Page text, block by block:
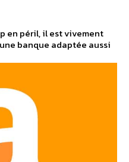
en péril, il est vivement
banque adaptée aussi